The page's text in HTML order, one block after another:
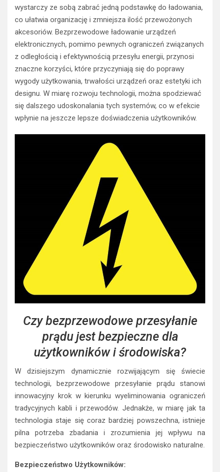
wystarczy ze sobą zabrać jedną podstawkę do ładowania,
co ułatwia organizację i zmniejsza ilość przewożonych
akcesoriów. Bezprzewodowe ładowanie urządzeń
elektronicznych, pomimo pewnych ograniczeń związanych
z odległością i efektywnością przesyłu energii, przynosi
znaczne korzyści, które przyczyniają się do poprawy
wygody użytkowania, trwałości urządzeń oraz estetyki ich
designu. W miarę rozwoju technologii, można spodziewać
się dalszego udoskonalania tych systemów, co w efekcie
wpłynie na jeszcze lepsze doświadczenia użytkowników.
Czy bezprzewodowe przesyłanie
prądu jest bezpieczne dla
użytkowników i środowiska?
W dzisiejszym dynamicznie rozwijającym się świecie
technologii, bezprzewodowe przesyłanie prądu stanowi
innowacyjny krok w kierunku wyeliminowania ograniczeń
tradycyjnych kabli i przewodów. Jednakże, w miarę jak ta
technologia staje się coraz bardziej powszechna, istnieje
pilna potrzeba zbadania i zrozumienia jej wpływu na
bezpieczeństwo użytkowników oraz środowisko naturalne.
Bezpieczeństwo Użytkowników: